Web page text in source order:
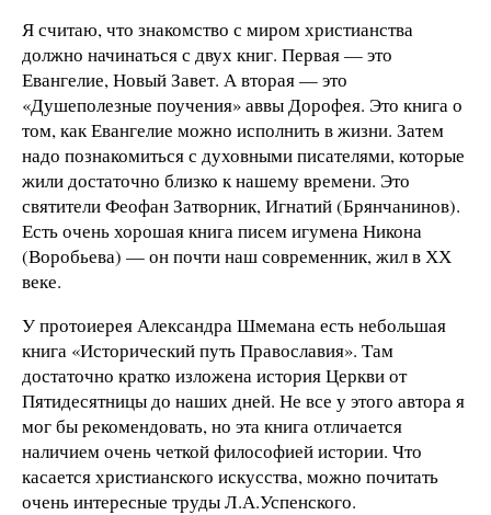
Я считаю, что знакомство с миром христианства
должно начинаться с двух книг. Первая — это
Евангелие, Новый Завет. А вторая — это
«Душеполезные поучения» аввы Дорофея. Это книга о
том, как Евангелие можно исполнить в жизни. Затем
надо познакомиться с духовными писателями, которые
жили достаточно близко к нашему времени. Это
святители Феофан Затворник, Игнатий (Брянчанинов).
Есть очень хорошая книга писем игумена Никона
(Воробьева) — он почти наш современник, жил в ХХ
веке.
У протоиерея Александра Шмемана есть небольшая
книга «Исторический путь Православия». Там
достаточно кратко изложена история Церкви от
Пятидесятницы до наших дней. Не все у этого автора я
мог бы рекомендовать, но эта книга отличается
наличием очень четкой философией истории. Что
касается христианского искусства, можно почитать
очень интересные труды Л.А.Успенского.